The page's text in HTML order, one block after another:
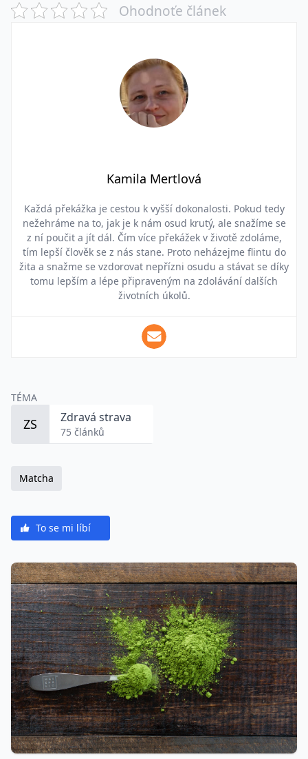
Ohodnoťe článek
Kamila Mertlová
Každá překážka je cestou k vyšší dokonalosti. Pokud tedy
nežehráme na to, jak je k nám osud krutý, ale snažíme se
z ní poučit a jít dál. Čím více překážek v životě zdoláme,
tím lepší člověk se z nás stane. Proto neházejme flintu do
žita a snažme se vzdorovat nepřízni osudu a stávat se díky
tomu lepším a lépe připraveným na zdolávání dalších
životních úkolů.
TÉMA
ZS Zdravá strava
75 článků
Matcha
To se mi líbí